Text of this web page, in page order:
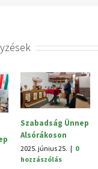
Szabadság Ünnep
Alsórákoson
2025. június 25. | 0
hozzászólás